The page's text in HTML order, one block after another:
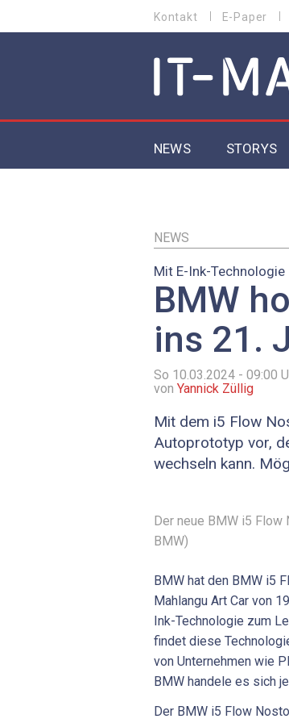
zum
MENU
Kontakt E-Paper
MAIN NAVIGATION
NEWS STORYS
NEWS
Mit E-Ink-Technologie
BMW
ins 21.
So 10.03.2024 - 09:00
von Yannick Züllig
Mit dem i5 Flow
Autoprototyp vor,
wechseln kann.
Der neue BMW i5 Flow
BMW)
BMW hat den BMW i5
Mahlangu Art Car von
Ink-Technologie zum
findet diese
von Unternehmen wie
BMW handele es sich
Der BMW i5 Flow